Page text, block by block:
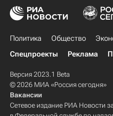
Политика Общество
Спецпроекты
Реклама
Версия 2023.1 Beta
© 2026 МИА «Россия сегодня»
Вакансии
Сетевое издание РИА Новости